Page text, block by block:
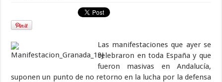
Las manifestaciones que ayer se
celebraron en toda España y que
fueron masivas en Andalucía,
suponen un punto de no retorno en la lucha por la defensa